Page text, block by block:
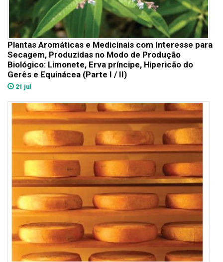
Plantas Aromáticas e Medicinais com Interesse para
Secagem, Produzidas no Modo de Produção
Biológico: Limonete, Erva príncipe, Hipericão do
Gerês e Equinácea (Parte I / II)
21 jul